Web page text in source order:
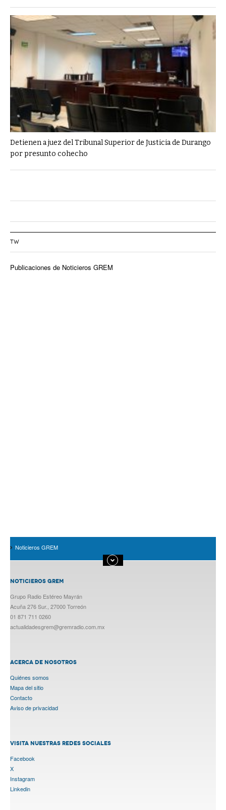
Detienen a juez del Tribunal Superior de Justicia de Durango
por presunto cohecho
TW
Publicaciones de Noticieros GREM
Noticieros GREM
NOTICIEROS GREM
Grupo Radio Estéreo Mayrán
Acuña 276 Sur., 27000 Torreón
01 871 711 0260
actualidadesgrem@gremradio.com.mx
ACERCA DE NOSOTROS
Quiénes somos
Mapa del sitio
Contacto
Aviso de privacidad
VISITA NUESTRAS REDES SOCIALES
Facebook
X
Instagram
Linkedin